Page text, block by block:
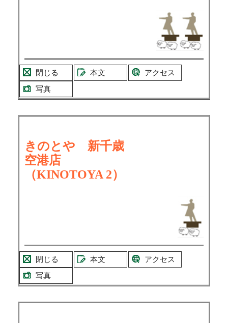
閉じる 本文
アクセス
写真
きのとや 新千歳
空港店
（KINOTOYA 2）
閉じる 本文
アクセス
写真